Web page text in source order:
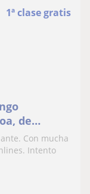
1ª clase gratis
de
en
a FP
Con mucha
Intento